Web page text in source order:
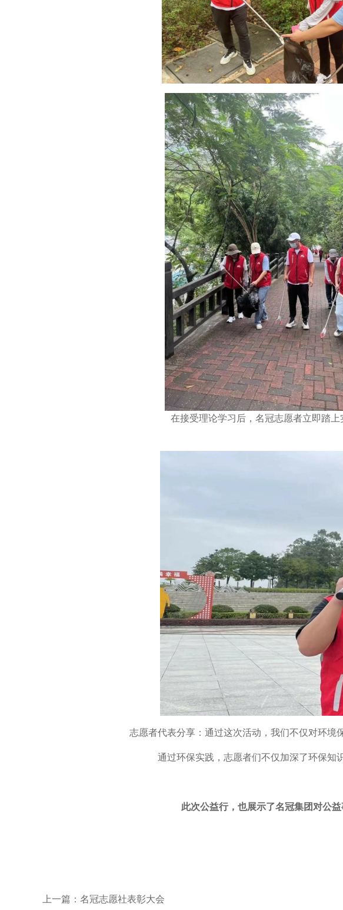
在接受理论学习后，名冠志愿者立即踏
志愿者代表分享：通过这次活动，我们不仅对环境
通过环保实践，志愿者们不仅加深了环保知
此次公益行，也展示了名冠集团对公
上一篇：名冠志愿社表彰大会